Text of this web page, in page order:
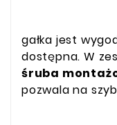
gałka jest
dostępna. W
śruba
pozwala na